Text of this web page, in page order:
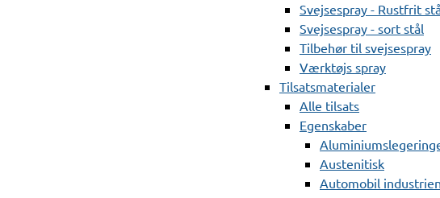
Svejsespray - Rustfrit
Svejsespray - sort stål
Tilbehør til svejsespray
Værktøjs spray
Tilsatsmaterialer
Alle tilsats
Egenskaber
Austenitisk
Automobil industrien